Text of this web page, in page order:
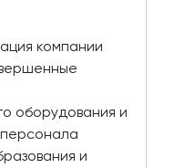
компании
оборудования и
и